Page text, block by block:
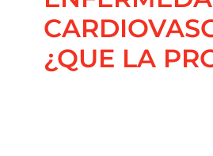
¿QUE LA